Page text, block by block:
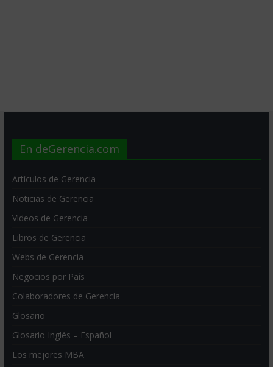
En deGerencia.com
Artículos de Gerencia
Noticias de Gerencia
Videos de Gerencia
Libros de Gerencia
Webs de Gerencia
Negocios por País
Colaboradores de Gerencia
Glosario
Glosario Inglés – Español
Los mejores MBA